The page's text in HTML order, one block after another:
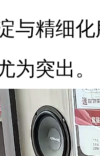
与精细
为突出。